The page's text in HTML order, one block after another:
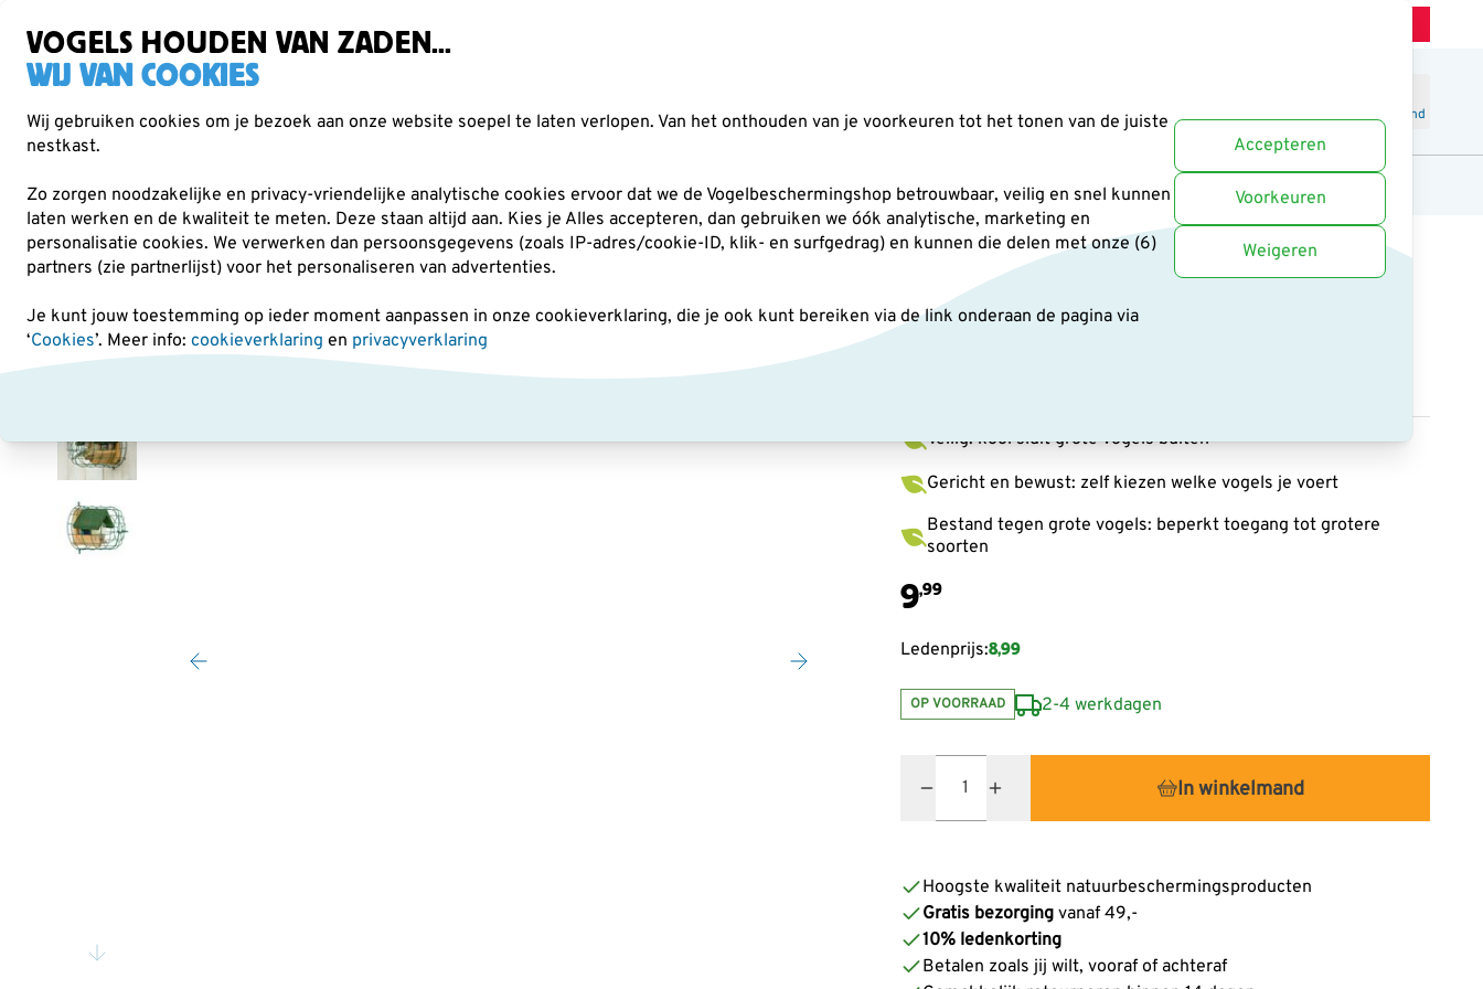
VOGELS HOUDEN VAN ZADEN...
WIJ VAN COOKIES
Wij gebruiken cookies om je bezoek aan onze website soepel te laten verlopen. Van het onthouden van je voorkeuren tot het tonen van de juiste
nestkast.
Zo zorgen noodzakelijke en privacy-vriendelijke analytische cookies ervoor dat we de Vogelbeschermingshop betrouwbaar, veilig en snel kunnen
laten werken en de kwaliteit te meten. Deze staan altijd aan. Kies je Alles accepteren, dan gebruiken we óók analytische, marketing en
personalisatie cookies. We verwerken dan persoonsgegevens (zoals IP-adres/cookie-ID, klik- en surfgedrag) en kunnen die delen met onze (6)
partners (zie partnerlijst) voor het personaliseren van advertenties.
Je kunt jouw toestemming op ieder moment aanpassen in onze cookieverklaring, die je ook kunt bereiken via de link onderaan de pagina via
‘Cookies’. Meer info: cookieverklaring en privacyverklaring
Accepteren
Voorkeuren
Weigeren
Winkelmand
Verrekijkers Vogelvoer Voederhuisjes & -silo's Nestkasten Andere tuindieren Planten Cadeaus en boeken Uitgelicht
Voederhuisjes & -silo's Pindakaaspothouders Beschermkooi Dublin
Beschermkooi Dublin
Veilig: kooi sluit grote vogels buiten
Gericht en bewust: zelf kiezen welke vogels je voert
Bestand tegen grote vogels: beperkt toegang tot grotere
soorten
9,99
Ledenprijs:8,99
OP VOORRAAD 2-4 werkdagen
In winkelmand
Hoogste kwaliteit natuurbeschermingsproducten
Gratis bezorging vanaf 49,-
10% ledenkorting
Betalen zoals jij wilt, vooraf of achteraf